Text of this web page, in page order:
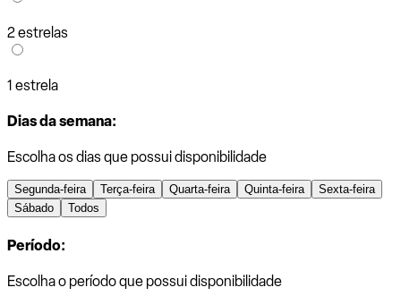
2 estrelas
1 estrela
Dias da semana:
Escolha os dias que possui disponibilidade
Segunda-feira Terça-feira Quarta-feira Quinta-feira
Sexta-feira
Sábado
Todos
Período:
Escolha o período que possui disponibilidade